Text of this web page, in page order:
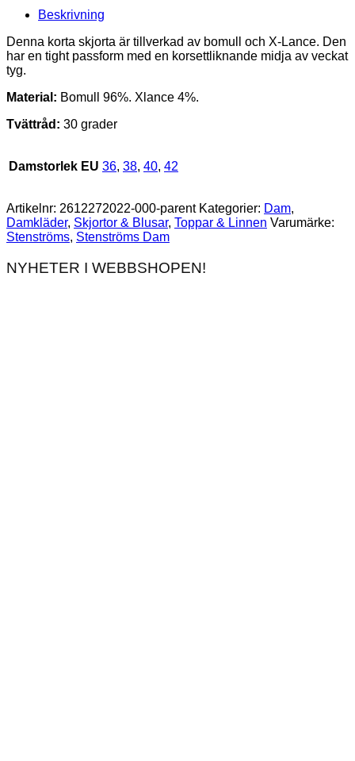
Beskrivning
Denna korta skjorta är tillverkad av bomull och X-Lance. Den
har en tight passform med en korsettliknande midja av veckat
tyg.
Material: Bomull 96%. Xlance 4%.
Tvättråd: 30 grader
Damstorlek EU 36, 38, 40, 42
Artikelnr: 2612272022-000-parent Kategorier: Dam,
Damkläder, Skjortor & Blusar, Toppar & Linnen Varumärke:
Stenströms, Stenströms Dam
NYHETER I WEBBSHOPEN!